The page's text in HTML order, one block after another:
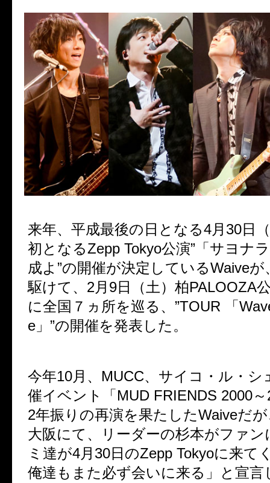
来年、平成最後の日となる4月30日
初となるZepp Tokyo公演”「サヨナ
成よ”の開催が決定しているWaive
駆けて、2月9日（土）柏PALOOZA
に全国７ヵ所を巡る、”TOUR 「
e」”の開催を発表した。
今年10月、MUCC、サイコ・ル・シ
催イベント「MUD FRIENDS 2000
2年振りの再演を果たしたWaiveだ
大阪にて、リーダーの杉本がファン
ミ達が4月30日のZepp Tokyoに来て
俺達もまた必ず会いに来る」と宣言